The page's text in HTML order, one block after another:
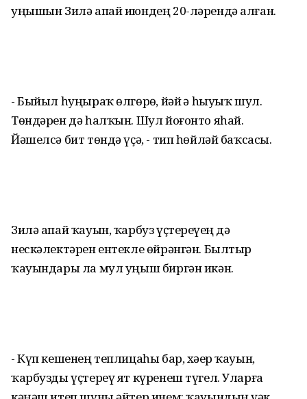
уңышын Зилә апай июндең 20-ләрендә алған.
- Быйыл һуңыраҡ өлгөрҙө, йәй ҙә һыуыҡ шул.
Төндәрен дә һалҡын. Шул йоғонто яһай.
Йәшелсә бит төндә үҫә, - тип һөйләй баҡсасы.
Зилә апай ҡауын, ҡарбуз үҫтереүҙең дә
нескәлектәрен ентекле өйрәнгән. Былтыр
ҡауындары ла мул уңыш биргән икән.
- Күп кешенең теплицаһы бар, хәҙер ҡауын,
ҡарбузды үҫтереү ят күренеш түгел. Уларға